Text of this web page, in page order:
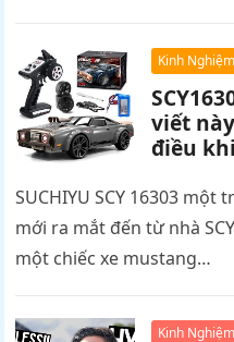
Kinh
viết
điều
SUCHIYU SCY 16303
mới ra mắt đến từ nhà
một chiếc xe mustang…
Kinh